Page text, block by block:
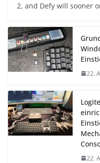
2, and Defy will sooner
22.
22.